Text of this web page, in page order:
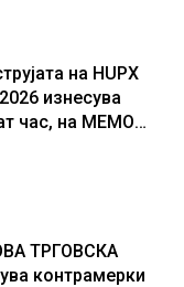
на HUPX
изнесува
час, на МЕМО
ТРГОВСКА
контрамерки